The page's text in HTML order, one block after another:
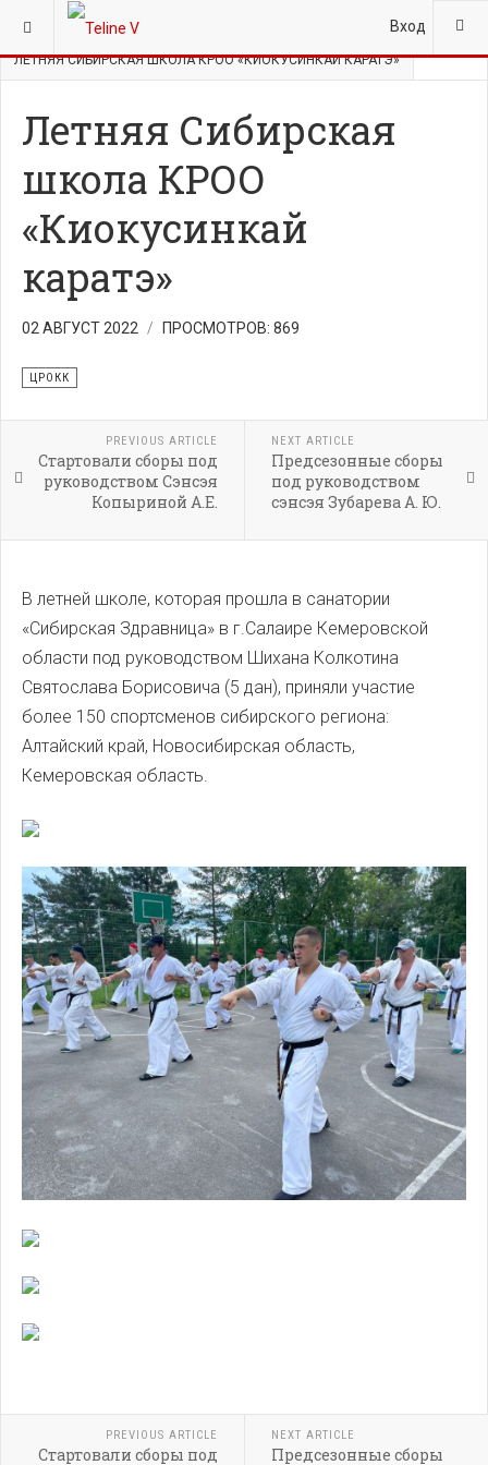
Вход
ВЫ ЗДЕСЬ: ГЛАВНАЯ
ЛЕТНЯЯ СИБИРСКАЯ ШКОЛА КРОО «КИОКУСИНКАЙ КАРАТЭ»
Летняя Сибирская
школа КРОО
«Киокусинкай
каратэ»
02 АВГУСТ 2022 ПРОСМОТРОВ: 869
ЦРОКК
PREVIOUS ARTICLE
Стартовали сборы под
руководством Сэнсэя
Копыриной А.Е.
NEXT ARTICLE
Предсезонные сборы
под руководством
сэнсэя Зубарева А. Ю.
В летней школе, которая прошла в санатории
«Сибирская Здравница» в г.Салаире Кемеровской
области под руководством Шихана Колкотина
Святослава Борисовича (5 дан), приняли участие
более 150 спортсменов сибирского региона:
Алтайский край, Новосибирская область,
Кемеровская область.
PREVIOUS ARTICLE
Стартовали сборы под
NEXT ARTICLE
Предсезонные сборы